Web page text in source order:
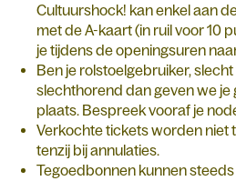
Cultuurshock! kan enkel aan
met de A-kaart (in ruil voor 10
je tijdens de openingsuren
Ben je rolstoelgebruiker,
slechthorend dan geven we
plaats. Bespreek vooraf je
Verkochte tickets worden niet
tenzij bij annulaties.
Tegoedbonnen kunnen